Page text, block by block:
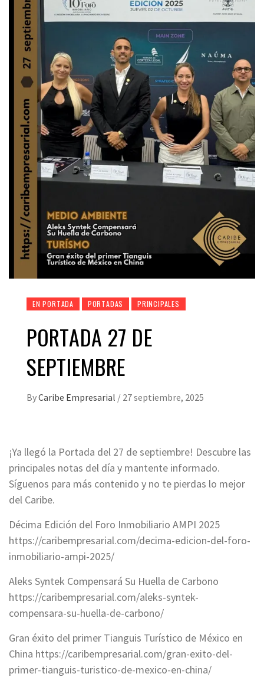
EN PORTADA PORTADAS PRINCIPALES
PORTADA 27 DE
SEPTIEMBRE
ByCaribe Empresarial / 27 septiembre, 2025
¡Ya llegó la Portada del 27 de septiembre! Descubre las
principales notas del día y mantente informado.
Síguenos para más contenido y no te pierdas lo mejor
del Caribe.
Décima Edición del Foro Inmobiliario AMPI 2025
https://caribempresarial.com/decima-edicion-del-foro-
inmobiliario-ampi-2025/
Aleks Syntek Compensará Su Huella de Carbono
https://caribempresarial.com/aleks-syntek-
compensara-su-huella-de-carbono/
Gran éxito del primer Tianguis Turístico de México en
China https://caribempresarial.com/gran-exito-del-
primer-tianguis-turistico-de-mexico-en-china/